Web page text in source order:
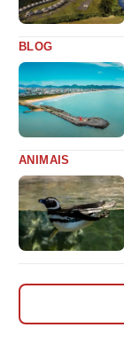
BLOG
ANIMAIS